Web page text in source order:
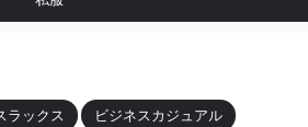
ラックス ビジネスカジュアル